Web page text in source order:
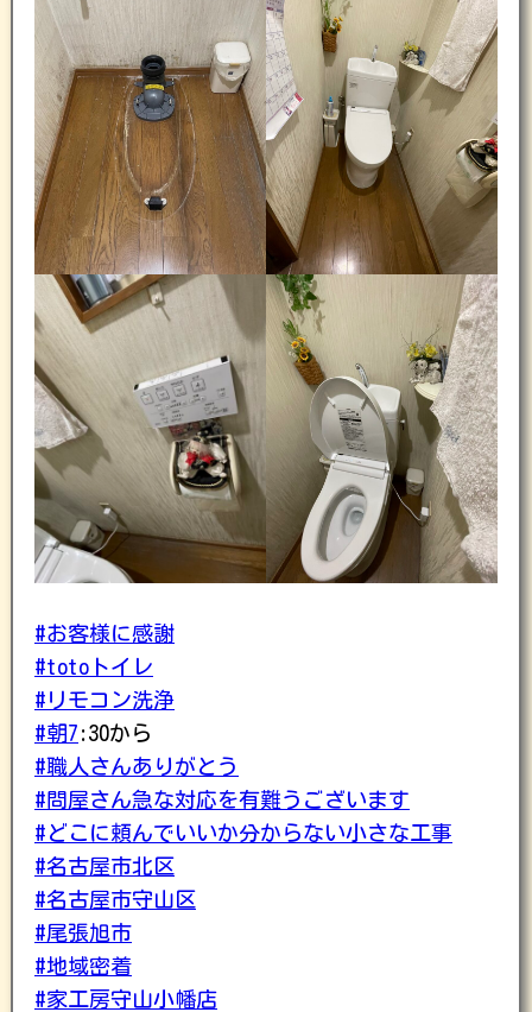
#お客様に感謝
#totoトイレ
#リモコン洗浄
#朝7 :30から
#職人さんありがとう
#問屋さん急な対応を有難うございます
#どこに頼んでいいか分からない小さな工事
#名古屋市北区
#名古屋市守山区
#尾張旭市
#地域密着
#家工房守山小幡店